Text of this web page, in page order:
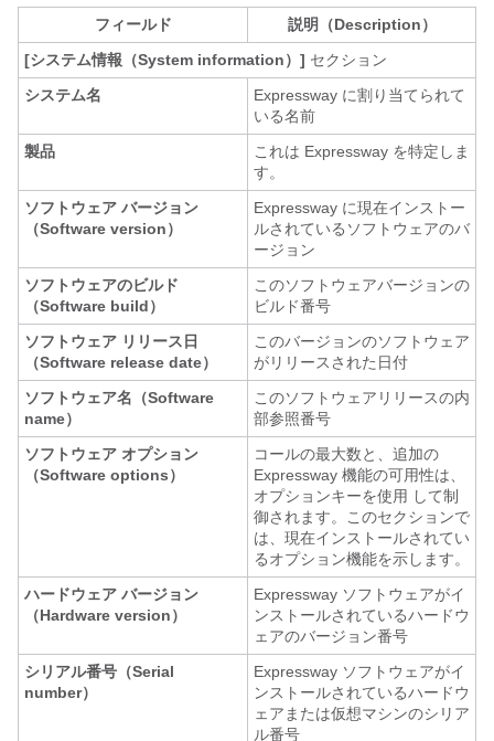
フィールド
説明（Description）
[システム情報（System information）] セクション
システム名
Expressway に割り当てられて
いる名前
製品
これは Expressway を特定しま
す。
ソフトウェア バージョン
（Software version）
Expressway に現在インストー
ルされているソフトウェアのバ
ージョン
ソフトウェアのビルド
（Software build）
このソフトウェアバージョンの
ビルド番号
ソフトウェア リリース日
（Software release date）
このバージョンのソフトウェア
がリリースされた日付
ソフトウェア名（Software
name）
このソフトウェアリリースの内
部参照番号
ソフトウェア オプション
（Software options）
コールの最大数と、追加の
Expressway 機能の可用性は、
オプションキーを使用 して制
御されます。このセクションで
は、現在インストールされてい
るオプション機能を示します。
ハードウェア バージョン
（Hardware version）
Expressway ソフトウェアがイ
ンストールされているハードウ
ェアのバージョン番号
シリアル番号（Serial
number）
Expressway ソフトウェアがイ
ンストールされているハードウ
ェアまたは仮想マシンのシリア
ル番号